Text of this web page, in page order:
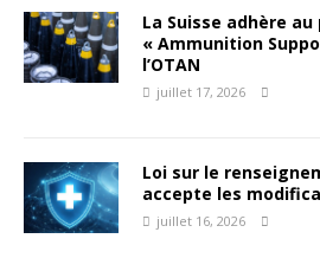
La Suisse adhère
« Ammunition
l’OTAN
juillet 17, 2026
Loi sur le
accepte les
juillet 16, 2026